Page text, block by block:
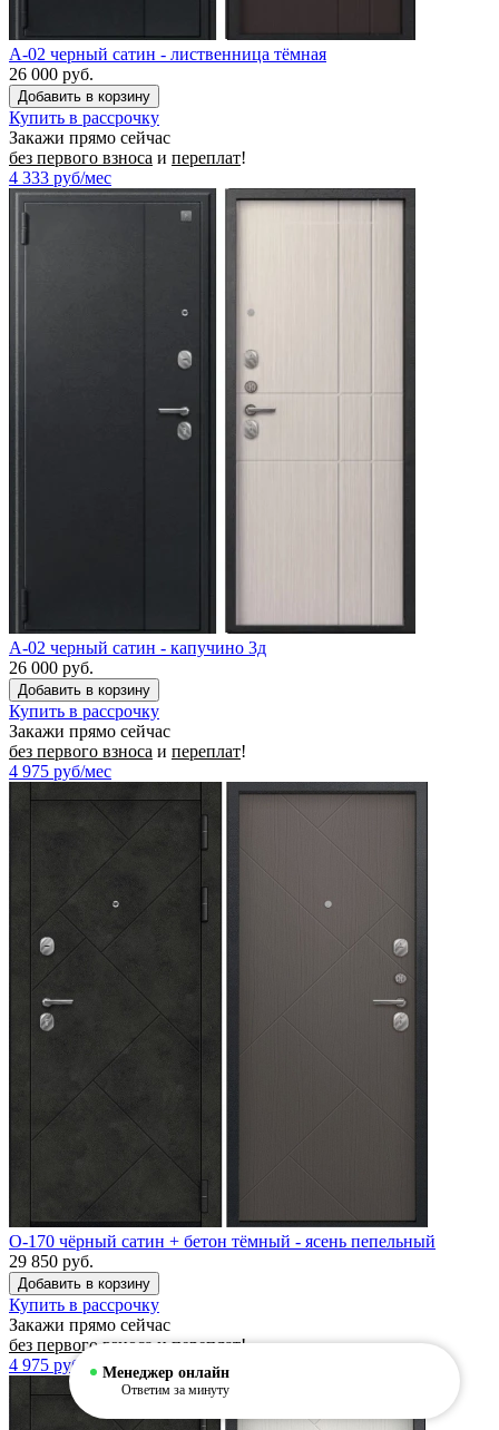
A-02 черный сатин - лиственница тёмная
26 000 руб.
Купить в рассрочку
Закажи прямо сейчас
без первого взноса и переплат!
4 333 руб/мес
A-02 черный сатин - капучино 3д
26 000 руб.
Купить в рассрочку
Закажи прямо сейчас
без первого взноса и переплат!
4 975 руб/мес
O-170 чёрный сатин + бетон тёмный - ясень пепельный
29 850 руб.
Купить в рассрочку
Закажи прямо сейчас
без первого взносаипереплат!
4 975 руб/месМенеджер онлайн
Ответим за минуту